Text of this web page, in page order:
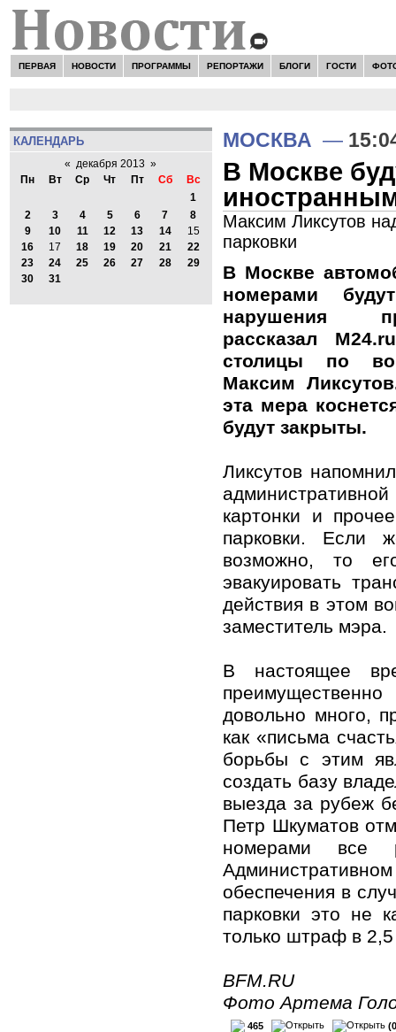
ПЕРВАЯ НОВОСТИ ПРОГРАММЫ РЕПОРТАЖИ БЛОГИ ГОСТИ
КАЛЕНДАРЬ
« декабря 2013 »
Пн
Вт Ср Чт Пт Сб
Вс
1
2
3 4 5 6 7
8
9
10 11 12 13 14
15
16
17 18 19 20 21
22
23
24 25 26 27 28
29
30
31
МОСКВА —
В Москве
Максим Ликсутов
парковки
В Москве
номерами
нарушения
рассказал
столицы по
Максим
эта мера
будут закрыты.
Ликсутов
картонки и
парковки. Если
возможно, то
эвакуировать
действия в этом
заместитель мэра.
В настоящее
довольно много,
как «письма
борьбы с этим
создать базу
выезда за рубеж
Петр Шкуматов
номерами все
обеспечения в
парковки это не
только штраф в
BFM.RU
Фото Артема
465